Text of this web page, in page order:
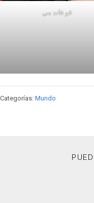
غو فاند مي
Categorías: Mundo